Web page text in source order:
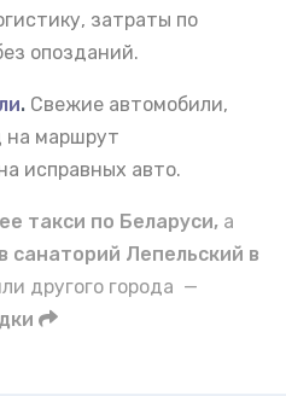
затраты по
опозданий.
. Свежие автомобили,
на маршрут
исправных авто.
такси по Беларуси, а
санаторий Лепельский в
другого города —